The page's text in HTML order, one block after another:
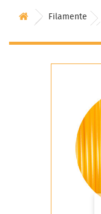
Filamente